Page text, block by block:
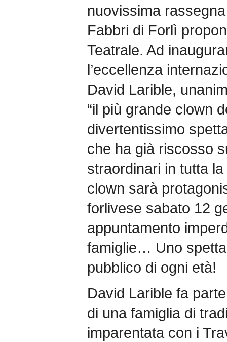
nuovissima
Fabbri di Forlì
Teatrale. Ad
l’eccellenza
David Larible,
“il più grande clown
divertentissimo
che ha già riscosso
straordinari in tutta
clown sarà
forlivese sabato 12
appuntamento
famiglie… Uno
pubblico di ogni età!
David Larible fa
di una famiglia di
imparentata con i